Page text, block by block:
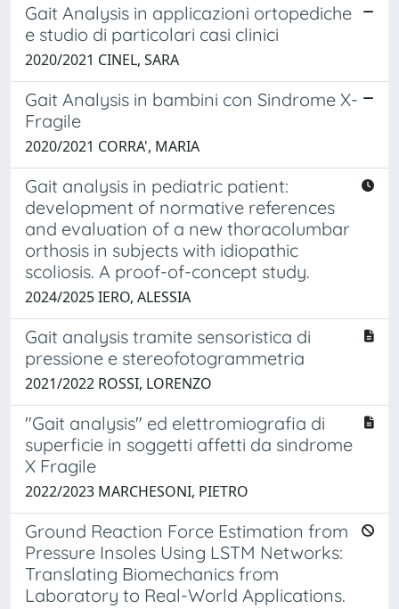
Gait Analysis in applicazioni ortopediche
e studio di particolari casi clinici
2020/2021 CINEL, SARA
Gait Analysis in bambini con Sindrome X-
Fragile
2020/2021 CORRA', MARIA
Gait analysis in pediatric patient:
development of normative references
and evaluation of a new thoracolumbar
orthosis in subjects with idiopathic
scoliosis. A proof-of-concept study.
2024/2025 IERO, ALESSIA
Gait analysis tramite sensoristica di
pressione e stereofotogrammetria
2021/2022 ROSSI, LORENZO
"Gait analysis" ed elettromiografia di
superficie in soggetti affetti da sindrome
X Fragile
2022/2023 MARCHESONI, PIETRO
Ground Reaction Force Estimation from
Pressure Insoles Using LSTM Networks:
Translating Biomechanics from
Laboratory to Real-World Applications.